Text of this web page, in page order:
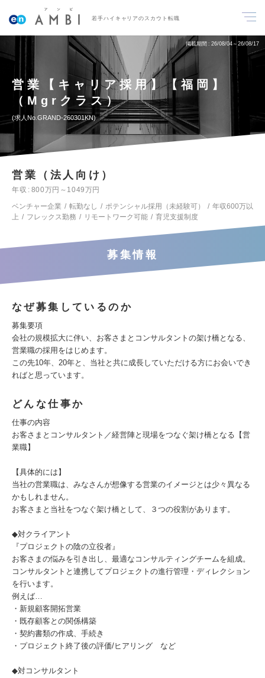
若手ハイキャリアのスカウト転職
掲載期間 26/08/04～26/08/17
営業【キャリア採用】【福岡】
（Mgrクラス）
求人No.GRAND-260301KN
営業（法人向け）
年収
800万円～1049万円
ベンチャー企業
転勤なし ポテンシャル採用（未経験可）
年収600万以
上
フレックス勤務 リモートワーク可能 育児支援制度
募集情報
なぜ募集しているのか
募集要項
会社の規模拡大に伴い、お客さまとコンサルタントの架け橋となる、
営業職の採用をはじめます。
この先10年、20年と、当社と共に成長していただける方にお会いでき
ればと思っています。
どんな仕事か
仕事の内容
お客さまとコンサルタント／経営陣と現場をつなぐ架け橋となる【営
業職】
【具体的には】
当社の営業職は、みなさんが想像する営業のイメージとは少々異なる
かもしれません。
お客さまと当社をつなぐ架け橋として、３つの役割があります。
◆対クライアント
『プロジェクトの陰の立役者』
お客さまの悩みを引き出し、最適なコンサルティングチームを組成。
コンサルタントと連携してプロジェクトの進行管理・ディレクション
を行います。
例えば…
・新規顧客開拓営業
・既存顧客との関係構築
・契約書類の作成、手続き
・プロジェクト終了後の評価/ヒアリング など
◆対コンサルタント